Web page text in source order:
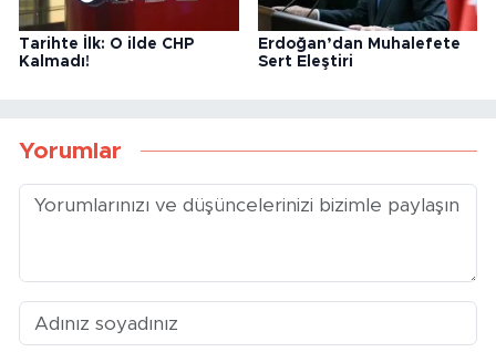
Tarihte İlk: O ilde CHP
Kalmadı!
Erdoğan’dan Muhalefete
Sert Eleştiri
Yorumlar